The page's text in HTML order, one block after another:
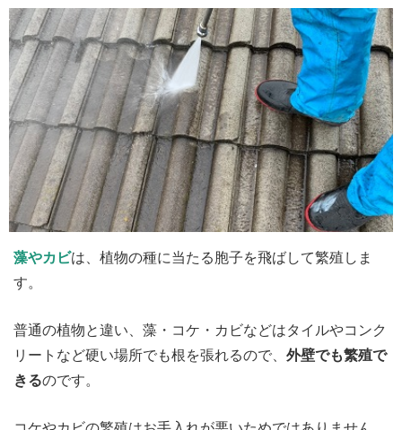
藻やカビは、植物の種に当たる胞子を飛ばして繁殖しま
す。
普通の植物と違い、藻・コケ・カビなどはタイルやコンク
リートなど硬い場所でも根を張れるので、 外壁でも繁殖で
きるのです。